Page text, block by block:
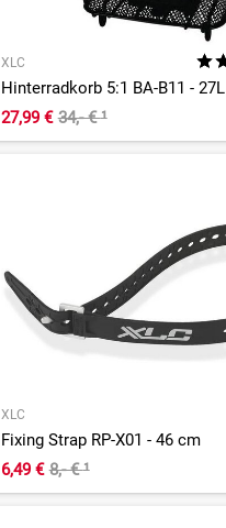
XLC
Hinterradkorb 5:1 BA-B11 - 27L
27,99 € 34,- €¹
XLC
Fixing Strap RP-X01 - 46 cm
6,49 € 8,- €¹